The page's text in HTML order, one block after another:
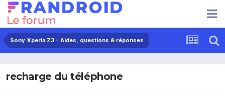
Sony Xperia Z3 - Aides, questions & réponses
recharge du téléphone